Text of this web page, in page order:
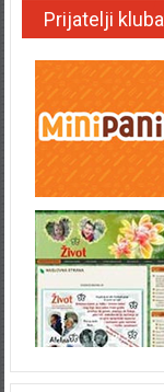
Prijatelji kluba